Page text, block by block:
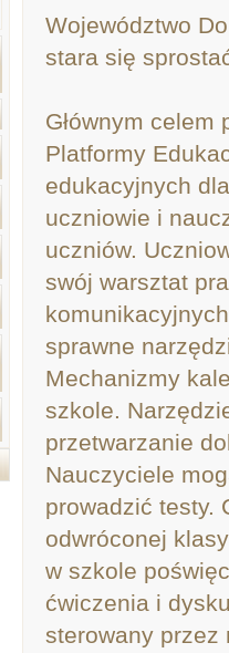
Województwo
stara się
Głównym celem
Platformy
edukacyjnych
uczniowie i
uczniów.
swój warsztat
sprawne
Mechanizmy
szkole.
przetwarzanie
Nauczyciele
prowadzić testy.
odwróconej
w szkole
ćwiczenia i
sterowany przez